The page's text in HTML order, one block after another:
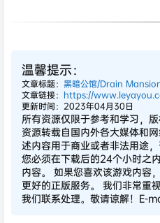
温馨提示：
文章标题： 黑暗公馆/Drain
文章链接： https://
更新时间：2023年04月30日
所有资源仅限于参考和学习，
资源转载自国内外各大媒体和
述内容用于商业或者非法用途
您必须在下载后的24个小时之
内容。 如果您喜欢该游戏内容
更好的正版服务。 我们非常重
我们联系处理。敬请谅解！E-